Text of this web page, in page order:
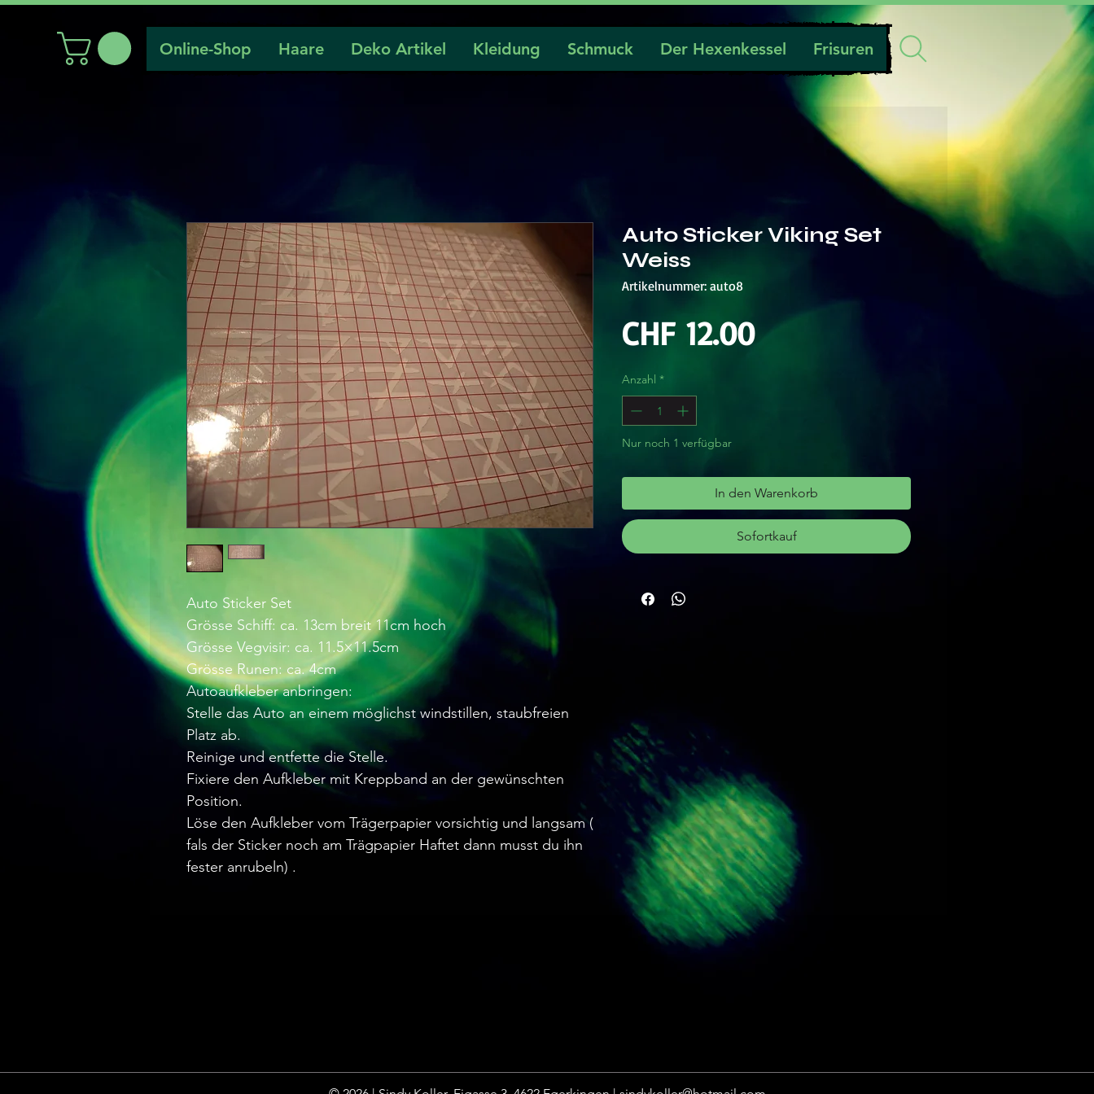
Online-Shop Haare Deko Artikel Kleidung Schmuck Der Hexenkessel Frisuren
Auto Sticker Set
Grösse Schiff: ca. 13cm breit 11cm hoch
Grösse Vegvisir: ca. 11.5×11.5cm
Grösse Runen: ca. 4cm
Autoaufkleber anbringen:
Stelle das Auto an einem möglichst windstillen, staubfreien
Platz ab.
Reinige und entfette die Stelle.
Fixiere den Aufkleber mit Kreppband an der gewünschten
Position.
Löse den Aufkleber vom Trägerpapier vorsichtig und langsam (
fals der Sticker noch am Trägpapier Haftet dann musst du ihn
fester anrubeln) .
Auto Sticker Viking Set
Weiss
Artikelnummer: auto8
CHF 12.00Preis
Anzahl *
Nur noch 1 verfügbar
In den Warenkorb
Sofortkauf